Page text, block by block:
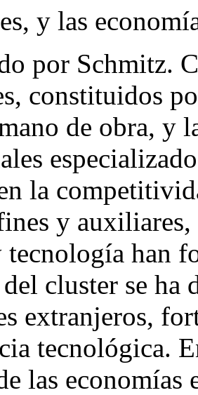
y las
por Schmitz.
constituidos
de obra, y
la
y
tecnología han
cluster se
extranjeros,
tecnológica.
las economías